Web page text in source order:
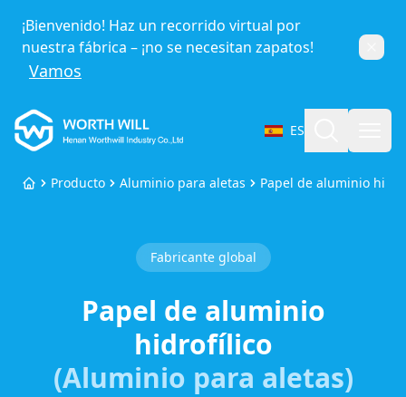
¡Bienvenido! Haz un recorrido virtual por
nuestra fábrica – ¡no se necesitan zapatos!
Vamos
Worthwill
ES
Seleccionar idioma
InicioProducto Aluminio para aletas Papel de aluminio
Fabricante global
Papel de aluminio
hidrofílico
(Aluminio para aletas)